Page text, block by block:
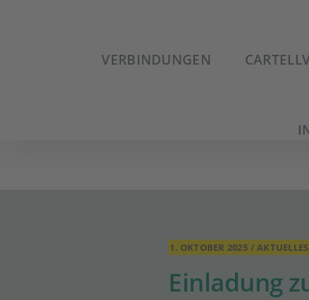
VERBINDUNGEN
1. OKTOBER 2025 / AKTUELLES
Einladung